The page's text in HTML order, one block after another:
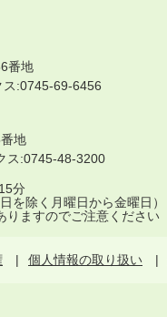
番地
:0745-69-6456
地
:0745-48-3200
分
を除く月曜日から金曜日）
ますのでご注意ください
個人情報の取り扱い